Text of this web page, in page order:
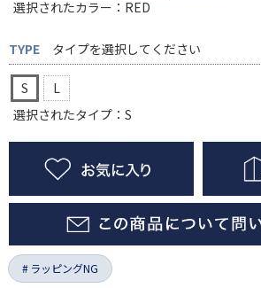
選択されたカラー：RED
TYPE タイプを選択してください
S
L
選択されたタイプ：S
ラッピングNG